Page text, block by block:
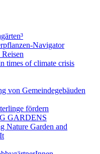
Navigator
times of climate crisis
von Gemeindegebäuden
fördern
GARDENS
Nature Garden and